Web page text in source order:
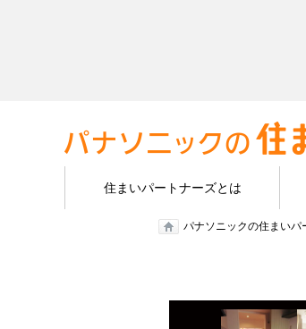
住まいパートナーズとは
パナソニックの住まいパ